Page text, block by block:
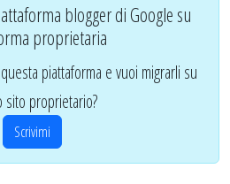
blogger di Google su
proprietaria
piattaforma e vuoi migrarli su
sito proprietario?
Scrivimi